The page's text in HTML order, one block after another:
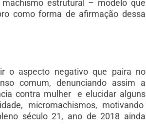
estrutural – modelo que
como forma de afirmação dessa
o aspecto negativo que paira no
comum, denunciando assim a
contra mulher e elucidar alguns
micromachismos, motivando
século 21, ano de 2018 ainda